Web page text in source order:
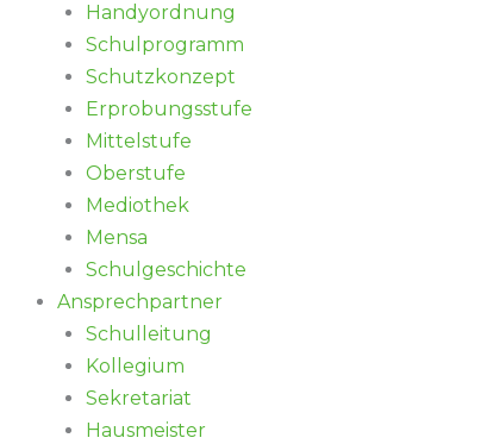
Handyordnung
Schulprogramm
Schutzkonzept
Erprobungsstufe
Mittelstufe
Oberstufe
Mediothek
Mensa
Schulgeschichte
Ansprechpartner
Schulleitung
Kollegium
Sekretariat
Hausmeister